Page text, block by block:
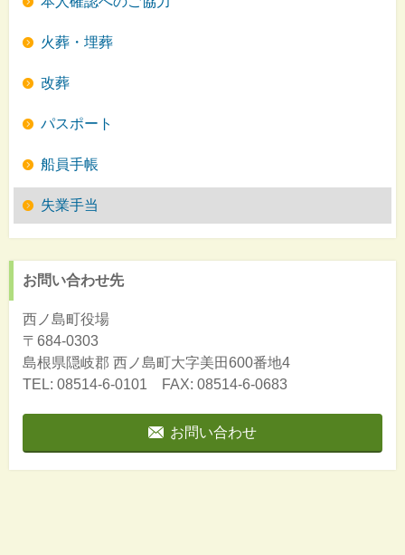
火葬・埋葬
改葬
パスポート
船員手帳
失業手当
お問い合わせ先
西ノ島町役場
〒684-0303
島根県隠岐郡 西ノ島町大字美田600番地4
TEL: 08514-6-0101 FAX: 08514-6-0683
お問い合わせ